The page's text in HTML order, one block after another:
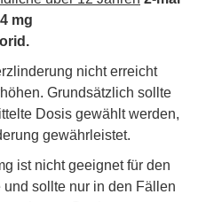
mg
nicht erreicht
Grundsätzlich sollte
Dosis gewählt werden,
gewährleistet.
ist nicht geeignet für den
sollte nur in den Fällen